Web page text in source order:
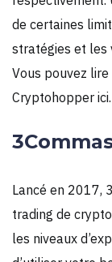
de certaines
stratégies et les
Vous pouvez
Cryptohopper ici.
Lancé en 2017,
trading de
les niveaux